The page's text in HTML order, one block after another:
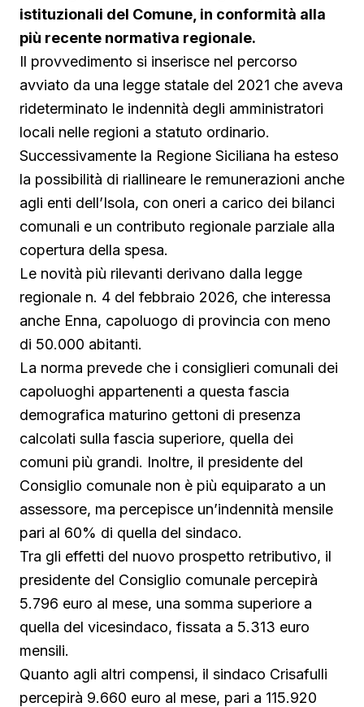
istituzionali del Comune, in conformità alla
più recente normativa regionale.
Il provvedimento si inserisce nel percorso
avviato da una legge statale del 2021 che aveva
rideterminato le indennità degli amministratori
locali nelle regioni a statuto ordinario.
Successivamente la Regione Siciliana ha esteso
la possibilità di riallineare le remunerazioni anche
agli enti dell’Isola, con oneri a carico dei bilanci
comunali e un contributo regionale parziale alla
copertura della spesa.
Le novità più rilevanti derivano dalla legge
regionale n. 4 del febbraio 2026, che interessa
anche Enna, capoluogo di provincia con meno
di 50.000 abitanti.
La norma prevede che i consiglieri comunali dei
capoluoghi appartenenti a questa fascia
demografica maturino gettoni di presenza
calcolati sulla fascia superiore, quella dei
comuni più grandi. Inoltre, il presidente del
Consiglio comunale non è più equiparato a un
assessore, ma percepisce un’indennità mensile
pari al 60% di quella del sindaco.
Tra gli effetti del nuovo prospetto retributivo, il
presidente del Consiglio comunale percepirà
5.796 euro al mese, una somma superiore a
quella del vicesindaco, fissata a 5.313 euro
mensili.
Quanto agli altri compensi, il sindaco Crisafulli
percepirà 9.660 euro al mese, pari a 115.920